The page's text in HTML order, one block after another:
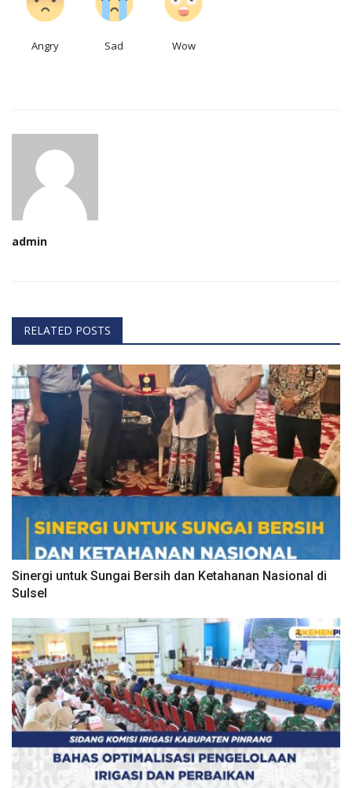
Angry Sad Wow
admin
RELATED POSTS
Sinergi untuk Sungai Bersih dan Ketahanan Nasional di
Sulsel